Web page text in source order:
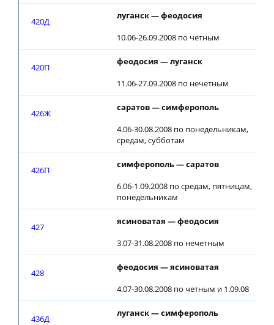
420Д
луганск — феодосия
10.06-26.09.2008 по четным
420П
феодосия — луганск
11.06-27.09.2008 по нечетным
426Ж
саратов — симферополь
4.06-30.08.2008 по понедельникам,
средам, субботам
426П
симферополь — саратов
6.06-1.09.2008 по средам, пятницам,
понедельникам
427
ясиноватая — феодосия
3.07-31.08.2008 по нечетным
428
феодосия — ясиноватая
4.07-30.08.2008 по четным и 1.09.08
436Д
луганск — симферополь